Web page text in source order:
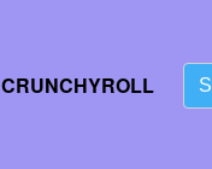
CRUNCHYROLL